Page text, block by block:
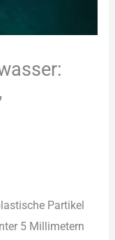
Partikel
5 Millimetern